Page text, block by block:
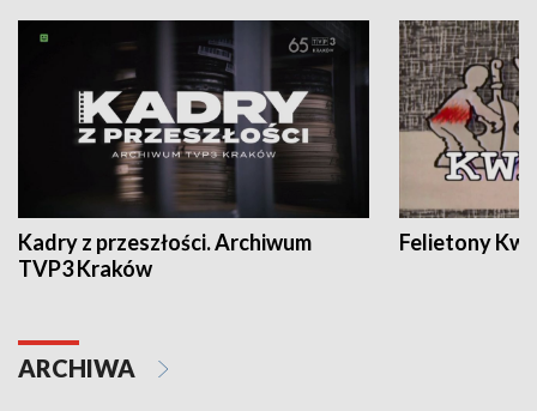
Kadry z przeszłości. Archiwum
TVP3 Kraków
Felietony
ARCHIWA